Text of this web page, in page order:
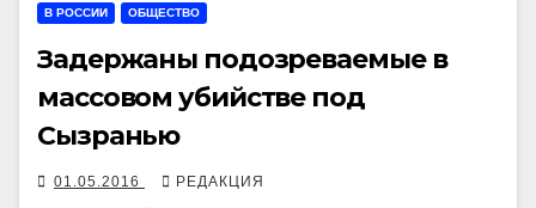
В РОССИИ ОБЩЕСТВО
Задержаны подозреваемые в
массовом убийстве под
Сызранью
01.05.2016 РЕДАКЦИЯ